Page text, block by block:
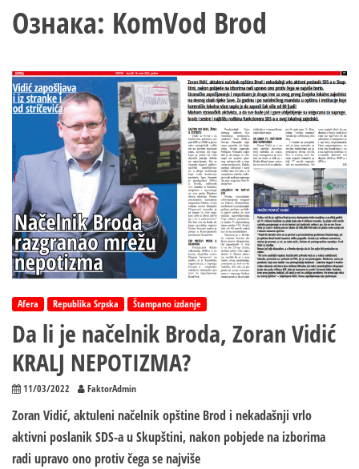
Ознака: KomVod Brod
Afera Republika Srpska Štampano izdanje
Da li je načelnik Broda, Zoran Vidić
KRALJ NEPOTIZMA?
11/03/2022 FaktorAdmin
Zoran Vidić, aktuleni načelnik opštine Brod i nekadašnji vrlo
aktivni poslanik SDS-a u Skupštini, nakon pobjede na izborima
radi upravo ono protiv čega se najviše